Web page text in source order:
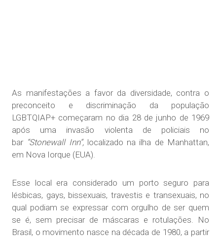
As manifestações a favor da diversidade, contra o
preconceito e discriminação da população
LGBTQIAP+ começaram no dia 28 de junho de 1969
após uma invasão violenta de policiais no
bar “Stonewall Inn“,localizado na ilha de Manhattan,
em Nova Iorque (EUA).
Esse local era considerado um porto seguro para
lésbicas, gays, bissexuais, travestis e transexuais, no
qual podiam se expressar com orgulho de ser quem
se é, sem precisar de máscaras e rotulações. No
Brasil, o movimento nasce na década de 1980, a partir